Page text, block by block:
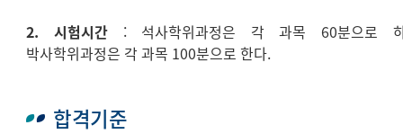
2. 시험시간: 석사학위과정은 각 과목 60분으로
박사학위과정은 각 과목 100분으로 한다.
합격기준